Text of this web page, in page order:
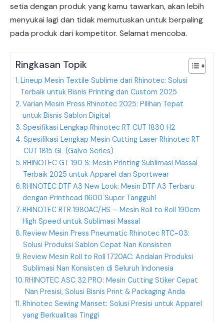
setia dengan produk yang kamu tawarkan, akan lebih
menyukai lagi dan tidak memutuskan untuk berpaling
pada produk dari kompetitor. Selamat mencoba.
Ringkasan Topik
Lineup Mesin Textile Sublime dari Rhinotec: Solusi
Terbaik untuk Bisnis Printing dan Custom 2025
Varian Mesin Press Rhinotec 2025: Pilihan Tepat
untuk Bisnis Sablon Digital
Spesifikasi Lengkap Rhinotec RT CUT 1830 H2
Spesifikasi Lengkap Mesin Cutting Laser Rhinotec RT
CUT 1815 GL (Galvo Series)
RHINOTEC GT 190 S: Mesin Printing Sublimasi Massal
Terbaik 2025 untuk Apparel dan Sportwear
RHINOTEC DTF A3 New Look: Mesin DTF A3 Terbaru
dengan Printhead I1600 Super Tangguh!
RHINOTEC RTR 1980AC/HS – Mesin Roll to Roll 190cm
High Speed untuk Sublimasi Massal
Review Mesin Press Pneumatic Rhinotec RTC-03:
Solusi Produksi Sablon Cepat Nan Konsisten
Review Mesin Roll to Roll 1720AC: Andalan Produksi
Sublimasi Nan Konsisten di Seluruh Indonesia
RHINOTEC ASC 32 PRO: Mesin Cutting Stiker Cepat
Nan Presisi, Solusi Bisnis Print & Packaging Anda
Rhinotec Sewing Manset: Solusi Presisi untuk Apparel
yang Berkualitas Tinggi